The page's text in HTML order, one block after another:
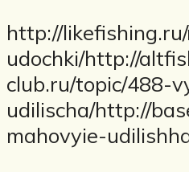
http://
udochki/http://
club.ru/topic/488-
udilischa/http://
mahovyie-